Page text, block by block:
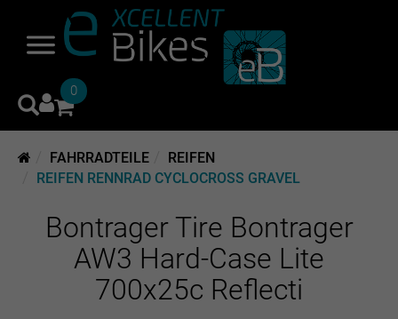
0
FAHRRADTEILE
REIFEN
REIFEN RENNRAD CYCLOCROSS GRAVEL
Bontrager Tire Bontrager
AW3 Hard-Case Lite
700x25c Reflecti